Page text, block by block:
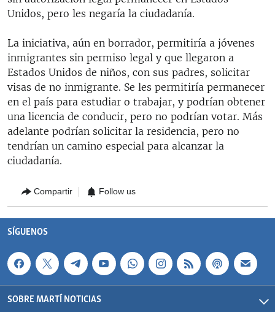
Unidos, pero les negaría la ciudadanía.
La iniciativa, aún en borrador, permitiría a jóvenes
inmigrantes sin permiso legal y que llegaron a
Estados Unidos de niños, con sus padres, solicitar
visas de no inmigrante. Se les permitiría permanecer
en el país para estudiar o trabajar, y podrían obtener
una licencia de conducir, pero no podrían votar. Más
adelante podrían solicitar la residencia, pero no
tendrían un camino especial para alcanzar la
ciudadanía.
Compartir Follow us
SÍGUENOS
SOBRE MARTÍ NOTICIAS